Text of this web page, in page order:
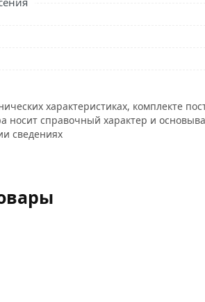
характеристиках, комплекте
носит справочный характер и
сведениях